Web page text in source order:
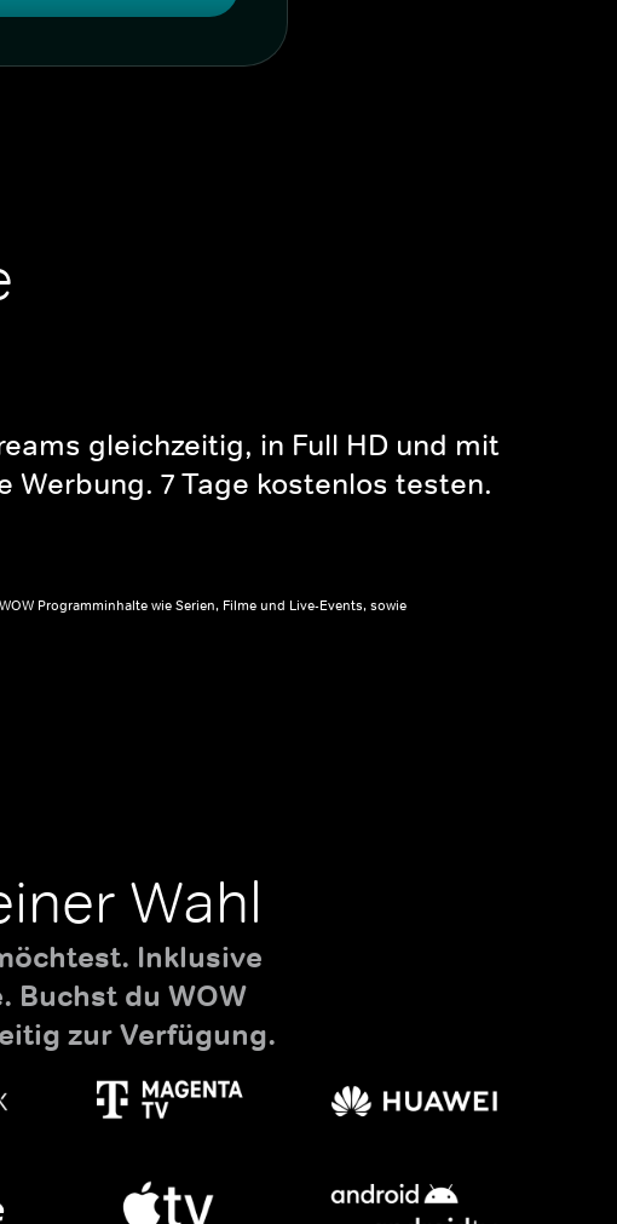
gleichzeitig, in Full HD und mit
Werbung. 7 Tage kostenlos testen.
Programminhalte wie Serien, Filme und Live-Events, sowie
Wahl
Inklusive
Buchst du WOW
zur Verfügung.